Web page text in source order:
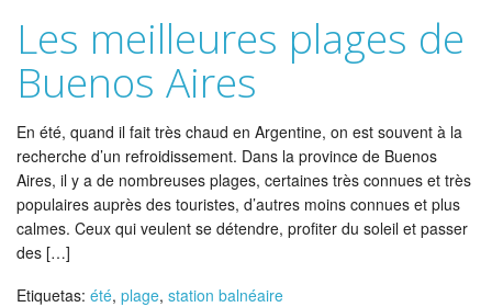
Les meilleures plages de
Buenos Aires
En été, quand il fait très chaud en Argentine, on est souvent à la
recherche d’un refroidissement. Dans la province de Buenos
Aires, il y a de nombreuses plages, certaines très connues et très
populaires auprès des touristes, d’autres moins connues et plus
calmes. Ceux qui veulent se détendre, profiter du soleil et passer
des […]
Etiquetas: été, plage, station balnéaire